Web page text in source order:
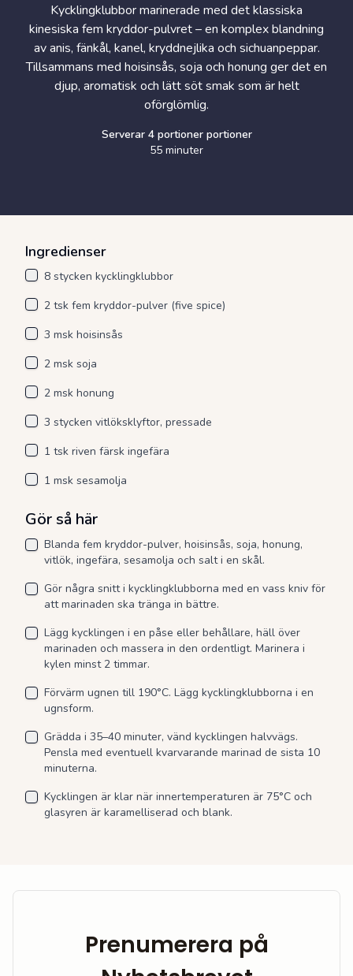
Kycklingklubbor marinerade med det klassiska
kinesiska fem kryddor-pulvret – en komplex blandning
av anis, fänkål, kanel, kryddnejlika och sichuanpeppar.
Tillsammans med hoisinsås, soja och honung ger det en
djup, aromatisk och lätt söt smak som är helt
oförglömlig.
Serverar 4 portionerportioner
55 minuter
Ingredienser
8 stycken kycklingklubbor
2 tsk fem kryddor-pulver (five spice)
3 msk hoisinsås
2 msk soja
2 msk honung
3 stycken vitlöksklyftor, pressade
1 tsk riven färsk ingefära
1 msk sesamolja
Gör så här
Blanda fem kryddor-pulver, hoisinsås, soja, honung,
vitlök, ingefära, sesamolja och salt i en skål.
Gör några snitt i kycklingklubborna med en vass kniv för
att marinaden ska tränga in bättre.
Lägg kycklingen i en påse eller behållare, häll över
marinaden och massera in den ordentligt. Marinera i
kylen minst 2 timmar.
Förvärm ugnen till 190°C. Lägg kycklingklubborna i en
ugnsform.
Grädda i 35–40 minuter, vänd kycklingen halvvägs.
Pensla med eventuell kvarvarande marinad de sista 10
minuterna.
Kycklingen är klar när innertemperaturen är 75°C och
glasyren är karamelliserad och blank.
Prenumerera på